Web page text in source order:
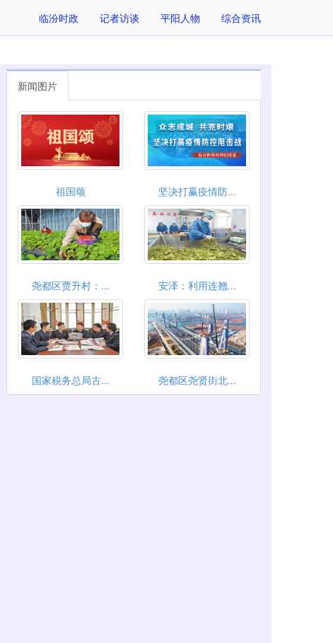
临汾时政 记者访谈 平阳人物 综合资讯
新闻图片
祖国颂 坚决打赢疫情防...
尧都区贾升村：... 安泽：利用连翘...
国家税务总局古... 尧都区尧贤街北...